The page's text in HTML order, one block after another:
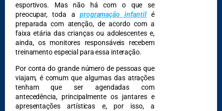
esportivos. Mas não há com o que se
preocupar, toda a programação infantilé
preparada com atenção, de acordo com a
faixa etária das crianças ou adolescentes e,
ainda, os monitores responsáveis recebem
treinamento especial para essa interação.
Por conta do grande número de pessoas que
viajam, é comum que algumas das atrações
tenham que ser agendadas com
antecedência, principalmente os jantares e
apresentações artísticas e, por isso, a